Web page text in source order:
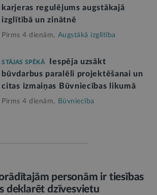
karjeras regulējums augstākajā
izglītībā un zinātnē
Pirms 4 dienām, Augstākā izglītība
STĀJAS SPĒKĀ
Iespēja uzsākt
būvdarbus paralēli projektēšanai un
citas izmaiņas Būvniecības likumā
Pirms 4 dienām, Būvniecība
personām ir tiesības
deklarēt dzīvesvietu